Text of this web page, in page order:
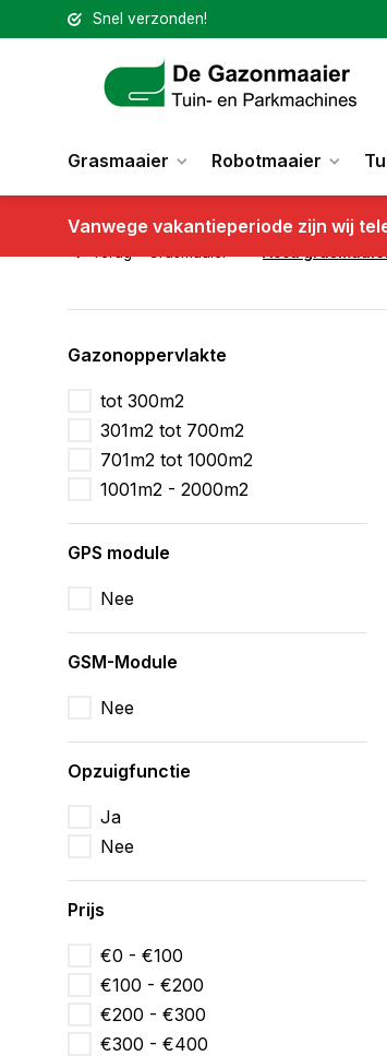
Snel verzonden!
Grasmaaier Robotmaaier
Vanwege vakantieperiode zijn wij
Gazonoppervlakte
tot 300m2
301m2 tot 700m2
701m2 tot 1000m2
1001m2 - 2000m2
GPS module
Nee
GSM-Module
Nee
Opzuigfunctie
Ja
Nee
Prijs
€0 - €100
€100 - €200
€200 - €300
€300 - €400